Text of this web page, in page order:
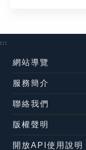
:::
網站導覽
服務簡介
聯絡我們
版權聲明
開放API使用說明